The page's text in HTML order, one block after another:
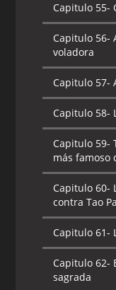
Capitulo 55-
Capitulo 56-
voladora
Capitulo 57-
Capitulo 58-
Capitulo 59-
más famoso
Capitulo 60-
contra Tao
Capitulo 61-
Capitulo 62-
sagrada